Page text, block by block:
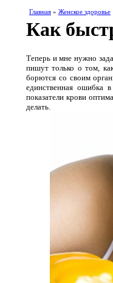
Главная » Женское здоровье
Как
Теперь и мне нужно
пишут только о том,
борются со своим
единственная ошибка
показатели крови
делать.